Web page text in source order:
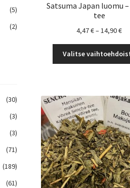
Satsuma Japan luomu
tee
4,47€–14,90€
-
Valitse
(5)
(2)
(30)
(3)
(3)
(71)
(189)
(61)